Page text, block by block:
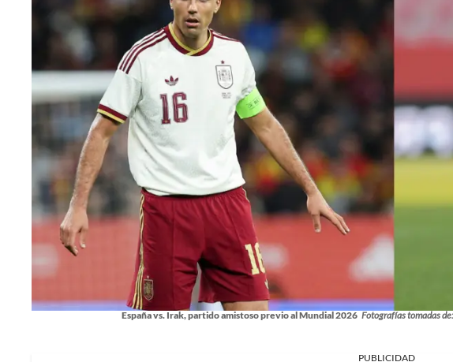
España vs. Irak, partido amistoso previo al Mundial 2026 Fotografías tomadas
PUBLICIDAD